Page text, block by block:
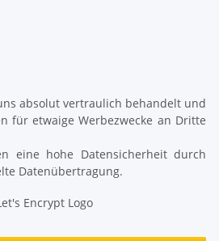
absolut vertraulich behandelt und
für etwaige Werbezwecke an Dritte
eine hohe Datensicherheit durch
Datenübertragung.